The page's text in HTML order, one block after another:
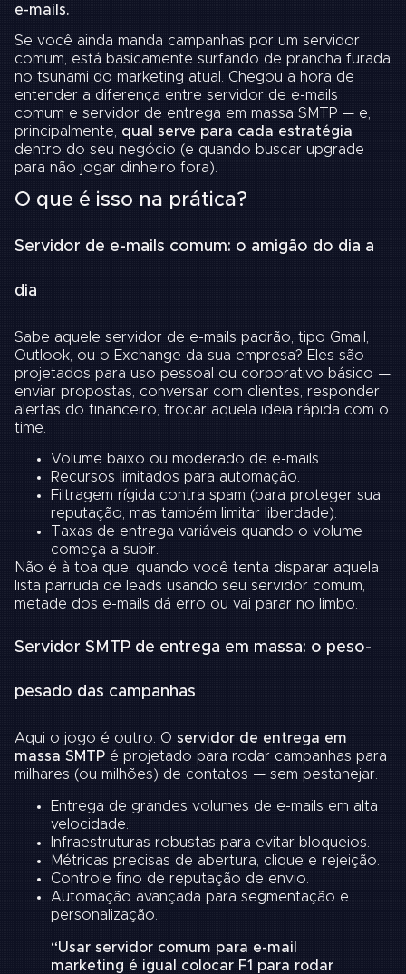
e-mails.
Se você ainda manda campanhas por um servidor
comum, está basicamente surfando de prancha furada
no tsunami do marketing atual. Chegou a hora de
entender a diferença entre servidor de e-mails
comum e servidor de entrega em massa SMTP — e,
principalmente, qual serve para cada estratégia
dentro do seu negócio (e quando buscar upgrade
para não jogar dinheiro fora).
O que é isso na prática?
Servidor de e-mails comum: o amigão do dia a
dia
Sabe aquele servidor de e-mails padrão, tipo Gmail,
Outlook, ou o Exchange da sua empresa? Eles são
projetados para uso pessoal ou corporativo básico —
enviar propostas, conversar com clientes, responder
alertas do financeiro, trocar aquela ideia rápida com o
time.
Volume baixo ou moderado de e-mails.
Recursos limitados para automação.
Filtragem rígida contra spam (para proteger sua
reputação, mas também limitar liberdade).
Taxas de entrega variáveis quando o volume
começa a subir.
Não é à toa que, quando você tenta disparar aquela
lista parruda de leads usando seu servidor comum,
metade dos e-mails dá erro ou vai parar no limbo.
Servidor SMTP de entrega em massa: o peso-
pesado das campanhas
Aqui o jogo é outro. O servidor de entrega em
massa SMTP é projetado para rodar campanhas para
milhares (ou milhões) de contatos — sem pestanejar.
Entrega de grandes volumes de e-mails em alta
velocidade.
Infraestruturas robustas para evitar bloqueios.
Métricas precisas de abertura, clique e rejeição.
Controle fino de reputação de envio.
Automação avançada para segmentação e
personalização.
“Usar servidor comum para e-mail
marketing é igual colocar F1 para rodar